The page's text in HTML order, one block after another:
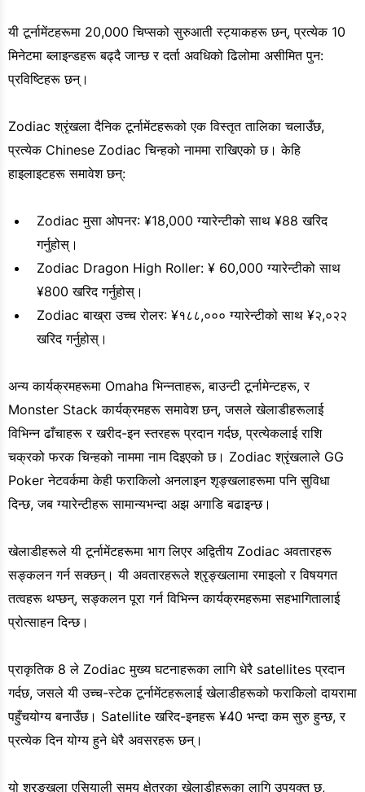
यी टूर्नामेंटहरूमा 20,000 चिप्सको सुरुआती स्ट्याकहरू छन्, प्रत्येक 10
मिनेटमा ब्लाइन्डहरू बढ्दै जान्छ र दर्ता अवधिको ढिलोमा असीमित पुन:
प्रविष्टिहरू छन्।
Zodiac श्रृंखला दैनिक टूर्नामेंटहरूको एक विस्तृत तालिका चलाउँछ,
प्रत्येक Chinese Zodiac चिन्हको नाममा राखिएको छ। केहि
हाइलाइटहरू समावेश छन्:
Zodiac मुसा ओपनर: ¥18,000 ग्यारेन्टीको साथ ¥88 खरिद
गर्नुहोस्।
Zodiac Dragon High Roller: ¥ 60,000 ग्यारेन्टीको साथ
¥800 खरिद गर्नुहोस्।
Zodiac बाख्रा उच्च रोलर: ¥१८८,००० ग्यारेन्टीको साथ ¥२,०२२
खरिद गर्नुहोस्।
अन्य कार्यक्रमहरूमा Omaha भिन्नताहरू, बाउन्टी टूर्नामेन्टहरू, र
Monster Stack कार्यक्रमहरू समावेश छन्, जसले खेलाडीहरूलाई
विभिन्न ढाँचाहरू र खरीद-इन स्तरहरू प्रदान गर्दछ, प्रत्येकलाई राशि
चक्रको फरक चिन्हको नाममा नाम दिइएको छ। Zodiac श्रृंखलाले GG
Poker नेटवर्कमा केही फराकिलो अनलाइन शृङ्खलाहरूमा पनि सुविधा
दिन्छ, जब ग्यारेन्टीहरू सामान्यभन्दा अझ अगाडि बढाइन्छ।
खेलाडीहरूले यी टूर्नामेंटहरूमा भाग लिएर अद्वितीय Zodiac अवतारहरू
सङ्कलन गर्न सक्छन्। यी अवतारहरूले श्रृङ्खलामा रमाइलो र विषयगत
तत्वहरू थप्छन्, सङ्कलन पूरा गर्न विभिन्न कार्यक्रमहरूमा सहभागितालाई
प्रोत्साहन दिन्छ।
प्राकृतिक 8 ले Zodiac मुख्य घटनाहरूका लागि धेरै satellites प्रदान
गर्दछ, जसले यी उच्च-स्टेक टूर्नामेंटहरूलाई खेलाडीहरूको फराकिलो दायरामा
पहुँचयोग्य बनाउँछ। Satellite खरिद-इनहरू ¥40 भन्दा कम सुरु हुन्छ, र
प्रत्येक दिन योग्य हुने धेरै अवसरहरू छन्।
यो श्रृङ्खला एसियाली समय क्षेत्रका खेलाडीहरूका लागि उपयुक्त छ,